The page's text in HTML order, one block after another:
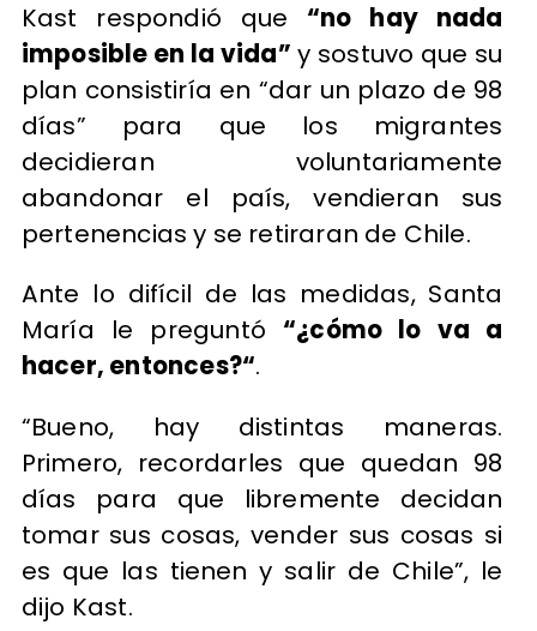
Kast respondió que “no hay nada
imposible en la vida” y sostuvo que su
plan consistiría en “dar un plazo de 98
días” para que los migrantes
decidieran voluntariamente
abandonar el país, vendieran sus
pertenencias y se retiraran de Chile.
Ante lo difícil de las medidas, Santa
María le preguntó “¿cómo lo va a
hacer, entonces?“.
“Bueno, hay distintas maneras.
Primero, recordarles que quedan 98
días para que libremente decidan
tomar sus cosas, vender sus cosas si
es que las tienen y salir de Chile”, le
dijo Kast.